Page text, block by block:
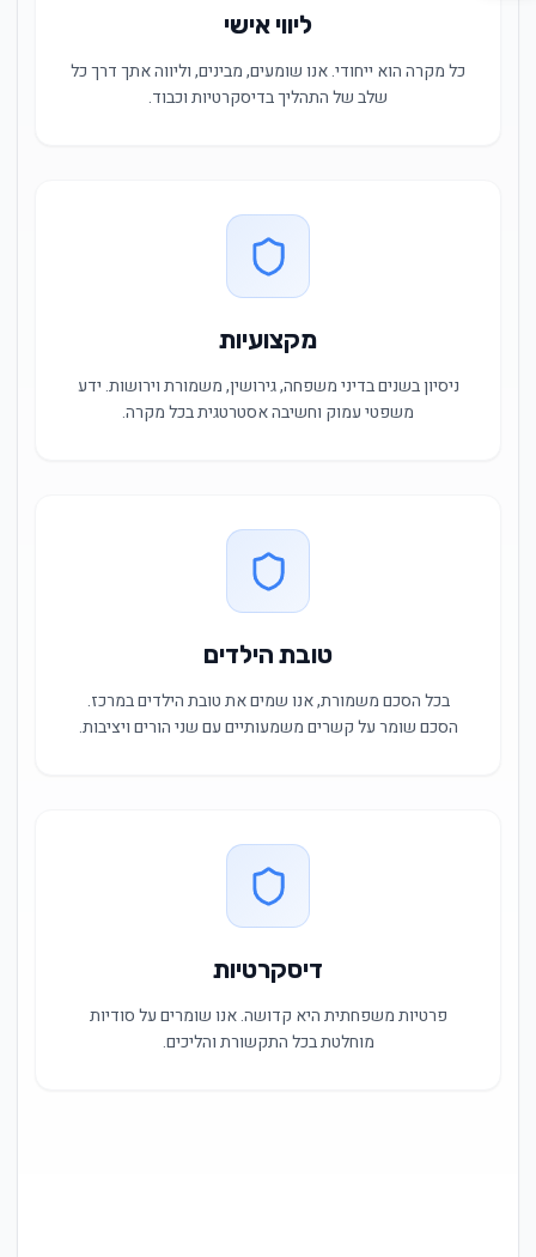
ליווי אישי
כל מקרה הוא ייחודי. אנו שומעים, מבינים, וליווה אתך דרך כל
שלב של התהליך בדיסקרטיות וכבוד.
מקצועיות
ניסיון בשנים בדיני משפחה, גירושין, משמורת וירושות. ידע
משפטי עמוק וחשיבה אסטרטגית בכל מקרה.
טובת הילדים
בכל הסכם משמורת, אנו שמים את טובת הילדים במרכז.
הסכם שומר על קשרים משמעותיים עם שני הורים ויציבות.
דיסקרטיות
פרטיות משפחתית היא קדושה. אנו שומרים על סודיות
מוחלטת בכל התקשורת והליכים.